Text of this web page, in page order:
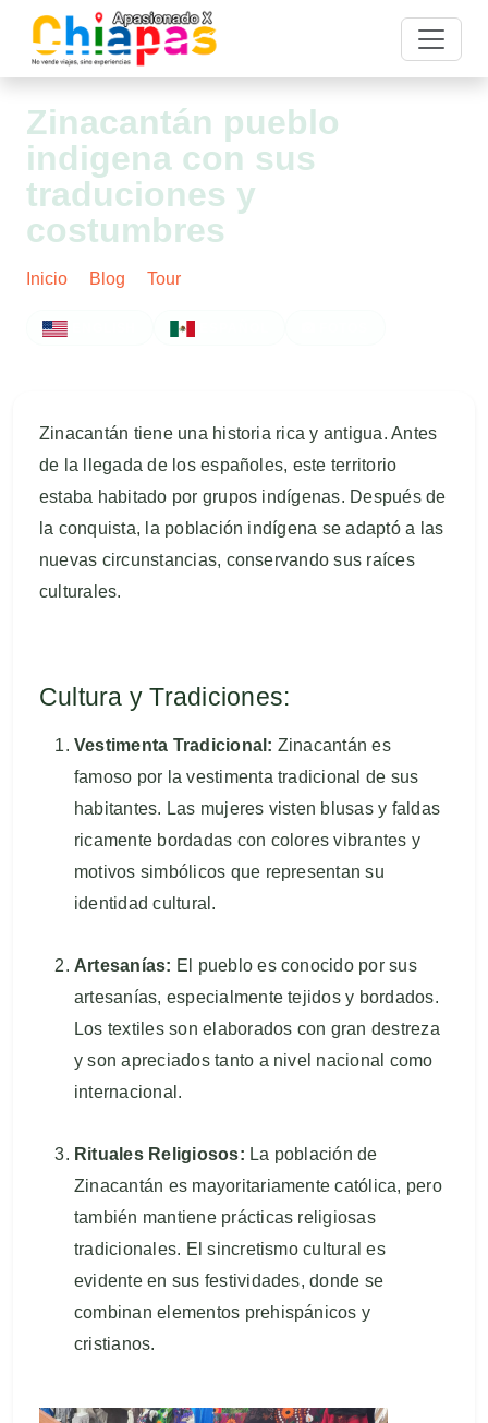
Zinacantán pueblo
indigena con sus
traduciones y
costumbres
Inicio Blog Tour
ENGLISH
Zinacantán tiene una historia rica y antigua. Antes
de la llegada de los españoles, este territorio
estaba habitado por grupos indígenas. Después de
la conquista, la población indígena se adaptó a las
nuevas circunstancias, conservando sus raíces
culturales.
Cultura y Tradiciones:
Vestimenta Tradicional: Zinacantán es
famoso por la vestimenta tradicional de sus
habitantes. Las mujeres visten blusas y faldas
ricamente bordadas con colores vibrantes y
motivos simbólicos que representan su
identidad cultural.
Artesanías: El pueblo es conocido por sus
artesanías, especialmente tejidos y bordados.
Los textiles son elaborados con gran destreza
y son apreciados tanto a nivel nacional como
internacional.
Rituales Religiosos: La población de
Zinacantán es mayoritariamente católica, pero
también mantiene prácticas religiosas
tradicionales. El sincretismo cultural es
evidente en sus festividades, donde se
combinan elementos prehispánicos y
cristianos.